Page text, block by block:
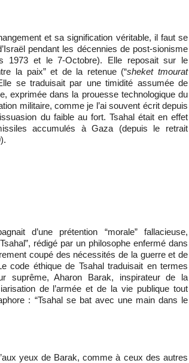
et sa signification véritable, il faut se
pendant les décennies de post-sionisme
1973 et le 7-Octobre). Elle reposait sur le
la paix” et de la retenue (“sheket tmourat
se traduisait par une timidité assumée de
exprimée dans la prouesse technologique du
militaire, comme je l’ai souvent écrit depuis
du faible au fort. Tsahal était en effet
accumulés à Gaza (depuis le retrait
d’une prétention “morale” fallacieuse,
rédigé par un philosophe enfermé dans
coupé des nécessités de la guerre et de
code éthique de Tsahal traduisait en termes
suprême, Aharon Barak, inspirateur de la
de l’armée et de la vie publique tout
: “Tsahal se bat avec une main dans le
yeux de Barak, comme à ceux des autres